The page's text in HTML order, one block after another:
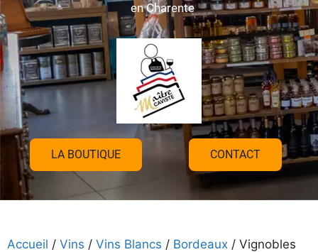
en Charente
LA BOUTIQUE CONTACT
Accueil / Vins / Vins Blancs / Bordeaux / Vignobles